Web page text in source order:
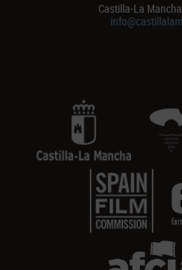
Castilla-La